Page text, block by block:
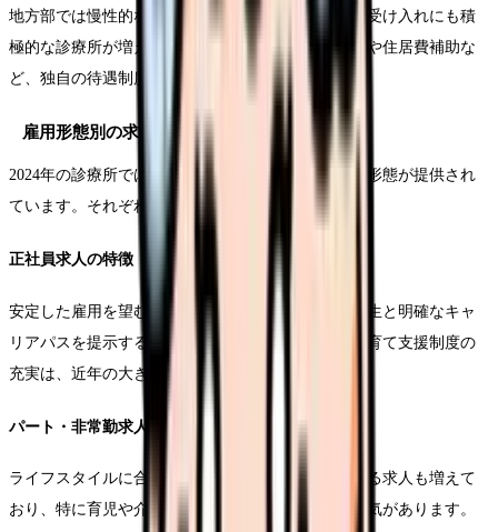
地方部では慢性的な人材不足を背景に、未経験者の受け入れにも積
極的な診療所が増えています。また、移住支援制度や住居費補助な
ど、独自の待遇制度を設ける施設も見られます。
雇用形態別の求人傾向
2024年の診療所では、多様な働き方に対応した雇用形態が提供され
ています。それぞれの特徴を見ていきましょう。
正社員求人の特徴
安定した雇用を望む看護師向けに、充実した福利厚生と明確なキャ
リアパスを提示する求人が増加しています。特に子育て支援制度の
充実は、近年の大きな特徴となっています。
パート・非常勤求人の特徴
ライフスタイルに合わせた柔軟な勤務形態を提供する求人も増えて
おり、特に育児や介護との両立を目指す看護師に人気があります。